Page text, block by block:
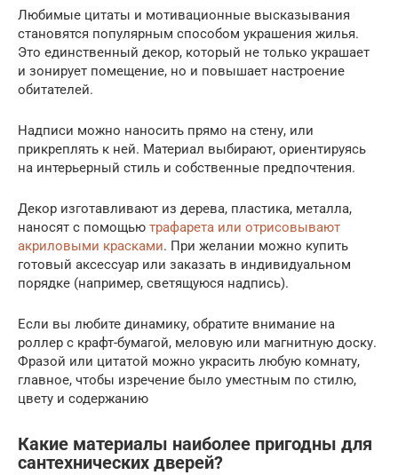
Любимые цитаты и мотивационные высказывания
становятся популярным способом украшения жилья.
Это единственный декор, который не только украшает
и зонирует помещение, но и повышает настроение
обитателей.
Надписи можно наносить прямо на стену, или
прикреплять к ней. Материал выбирают, ориентируясь
на интерьерный стиль и собственные предпочтения.
Декор изготавливают из дерева, пластика, металла,
наносят с помощью трафарета или отрисовывают
акриловыми красками. При желании можно купить
готовый аксессуар или заказать в индивидуальном
порядке (например, светящуюся надпись).
Если вы любите динамику, обратите внимание на
роллер с крафт-бумагой, меловую или магнитную доску.
Фразой или цитатой можно украсить любую комнату,
главное, чтобы изречение было уместным по стилю,
цвету и содержанию
Какие материалы наиболее пригодны для
сантехнических дверей?